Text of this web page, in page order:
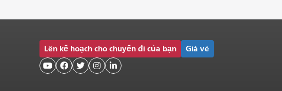
Lên kế hoạch cho chuyến đi của bạn Giá vé
    